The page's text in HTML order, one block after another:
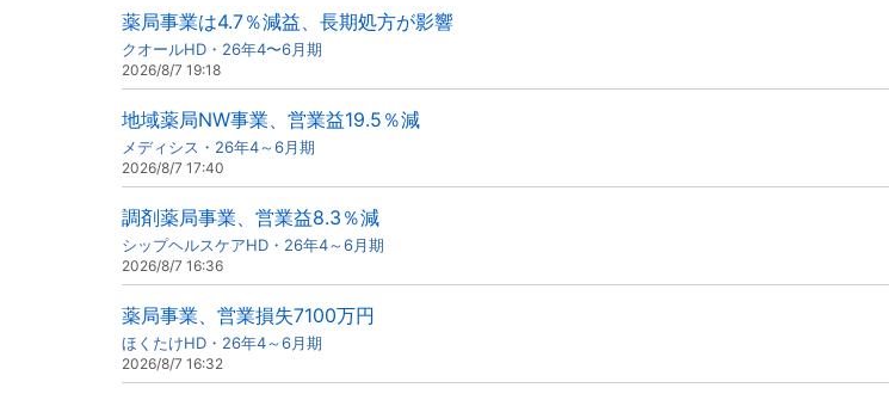
薬局事業は4.7％減益、長期処方が影響
クオールHD・26年4〜6月期
2026/8/7 19:18
地域薬局NW事業、営業益19.5％減
メディシス・26年4～6月期
2026/8/7 17:40
調剤薬局事業、営業益8.3％減
シップヘルスケアHD・26年4～6月期
2026/8/7 16:36
薬局事業、営業損失7100万円
ほくたけHD・26年4～6月期
2026/8/7 16:32